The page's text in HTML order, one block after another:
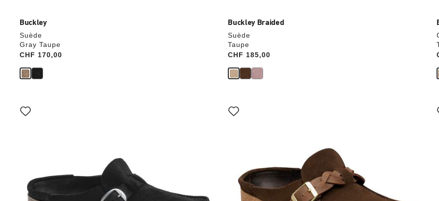
Buckley
Suède
Gray Taupe
Price:
CHF 170,00
Buckley Braided
Suède
Taupe
Price:
CHF 185,00
Cliquer
sur
produit
Cliquer
sur
l’image
produit